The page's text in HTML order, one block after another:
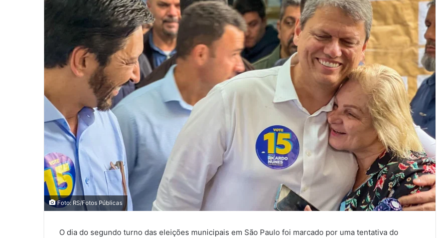
Foto: RS/Fotos Públicas
O dia do segundo turno das eleições municipais em São Paulo foi marcado por uma tentativa do